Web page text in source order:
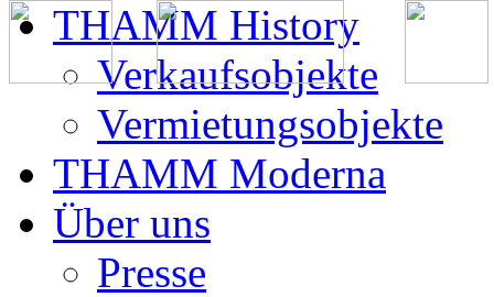
THAMM History
Verkaufsobjekte
Vermietungsobjekte
THAMM Moderna
Über uns
Presse